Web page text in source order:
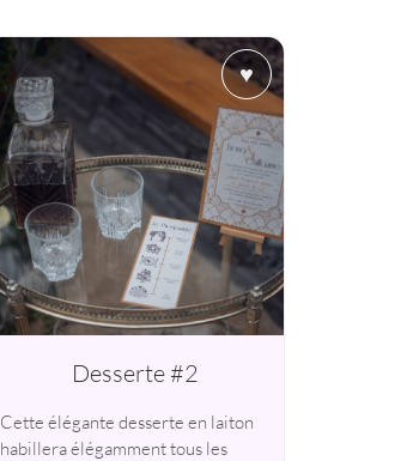
♥
Desserte #2
Cette élégante desserte en laiton
habillera élégamment tous les